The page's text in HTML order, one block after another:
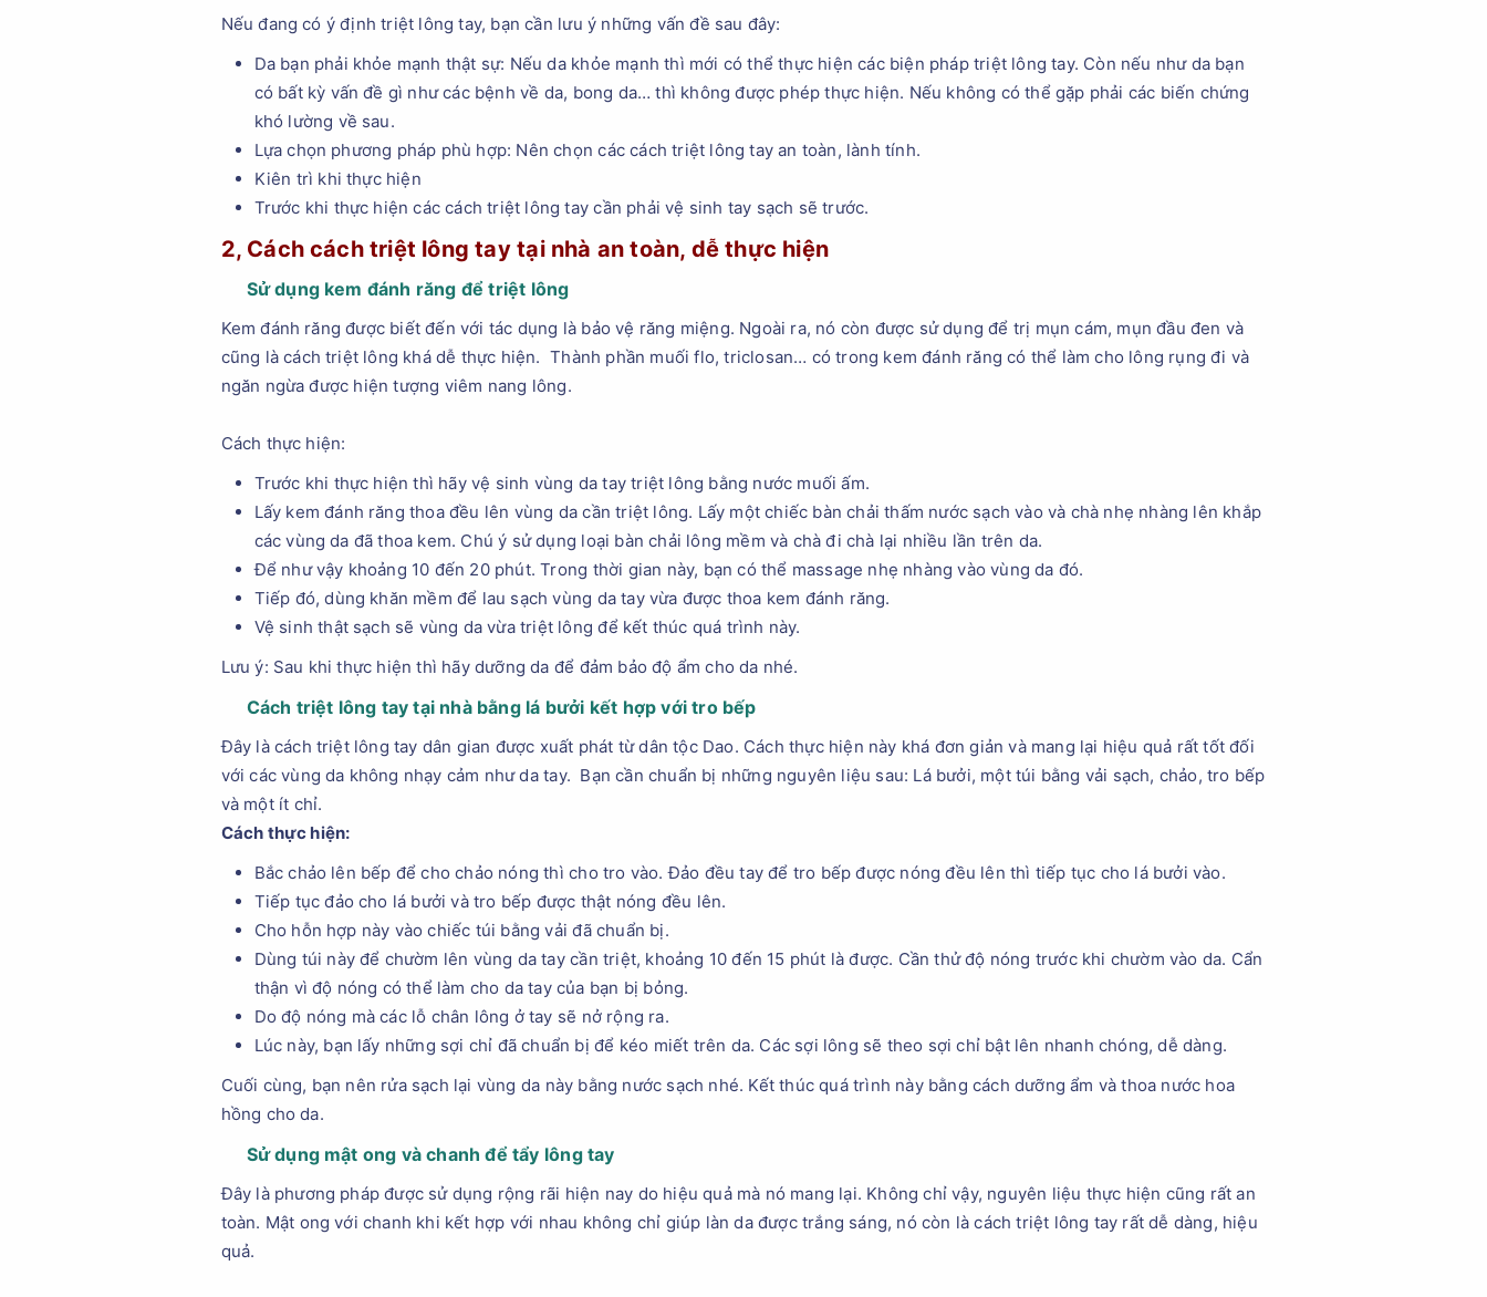
Nếu đang có ý định triệt lông tay, bạn cần lưu ý những vấn đề sau đây:
Da bạn phải khỏe mạnh thật sự: Nếu da khỏe mạnh thì mới có thể thực hiện các biện pháp triệt lông tay. Còn nếu như da bạn
có bất kỳ vấn đề gì như các bệnh về da, bong da… thì không được phép thực hiện. Nếu không có thể gặp phải các biến chứng
khó lường về sau.
Lựa chọn phương pháp phù hợp: Nên chọn các cách triệt lông tay an toàn, lành tính.
Kiên trì khi thực hiện
Trước khi thực hiện các cách triệt lông tay cần phải vệ sinh tay sạch sẽ trước.
2, Cách cách triệt lông tay tại nhà an toàn, dễ thực hiện
Sử dụng kem đánh răng để triệt lông
Kem đánh răng được biết đến với tác dụng là bảo vệ răng miệng. Ngoài ra, nó còn được sử dụng để trị mụn cám, mụn đầu đen và
cũng là cách triệt lông khá dễ thực hiện. Thành phần muối flo, triclosan… có trong kem đánh răng có thể làm cho lông rụng đi và
ngăn ngừa được hiện tượng viêm nang lông.
Cách thực hiện:
Trước khi thực hiện thì hãy vệ sinh vùng da tay triệt lông bằng nước muối ấm.
Lấy kem đánh răng thoa đều lên vùng da cần triệt lông. Lấy một chiếc bàn chải thấm nước sạch vào và chà nhẹ nhàng lên khắp
các vùng da đã thoa kem. Chú ý sử dụng loại bàn chải lông mềm và chà đi chà lại nhiều lần trên da.
Để như vậy khoảng 10 đến 20 phút. Trong thời gian này, bạn có thể massage nhẹ nhàng vào vùng da đó.
Tiếp đó, dùng khăn mềm để lau sạch vùng da tay vừa được thoa kem đánh răng.
Vệ sinh thật sạch sẽ vùng da vừa triệt lông để kết thúc quá trình này.
Lưu ý: Sau khi thực hiện thì hãy dưỡng da để đảm bảo độ ẩm cho da nhé.
Cách triệt lông tay tại nhà bằng lá bưởi kết hợp với tro bếp
Đây là cách triệt lông tay dân gian được xuất phát từ dân tộc Dao. Cách thực hiện này khá đơn giản và mang lại hiệu quả rất tốt đối
với các vùng da không nhạy cảm như da tay. Bạn cần chuẩn bị những nguyên liệu sau: Lá bưởi, một túi bằng vải sạch, chảo, tro bếp
và một ít chỉ.
Cách thực hiện:
Bắc chảo lên bếp để cho chảo nóng thì cho tro vào. Đảo đều tay để tro bếp được nóng đều lên thì tiếp tục cho lá bưởi vào.
Tiếp tục đảo cho lá bưởi và tro bếp được thật nóng đều lên.
Cho hỗn hợp này vào chiếc túi bằng vải đã chuẩn bị.
Dùng túi này để chườm lên vùng da tay cần triệt, khoảng 10 đến 15 phút là được. Cần thử độ nóng trước khi chườm vào da. Cẩn
thận vì độ nóng có thể làm cho da tay của bạn bị bỏng.
Do độ nóng mà các lỗ chân lông ở tay sẽ nở rộng ra.
Lúc này, bạn lấy những sợi chỉ đã chuẩn bị để kéo miết trên da. Các sợi lông sẽ theo sợi chỉ bật lên nhanh chóng, dễ dàng.
Cuối cùng, bạn nên rửa sạch lại vùng da này bằng nước sạch nhé. Kết thúc quá trình này bằng cách dưỡng ẩm và thoa nước hoa
hồng cho da.
Sử dụng mật ong và chanh để tẩy lông tay
Đây là phương pháp được sử dụng rộng rãi hiện nay do hiệu quả mà nó mang lại. Không chỉ vậy, nguyên liệu thực hiện cũng rất an
toàn. Mật ong với chanh khi kết hợp với nhau không chỉ giúp làn da được trắng sáng, nó còn là cách triệt lông tay rất dễ dàng, hiệu
quả.